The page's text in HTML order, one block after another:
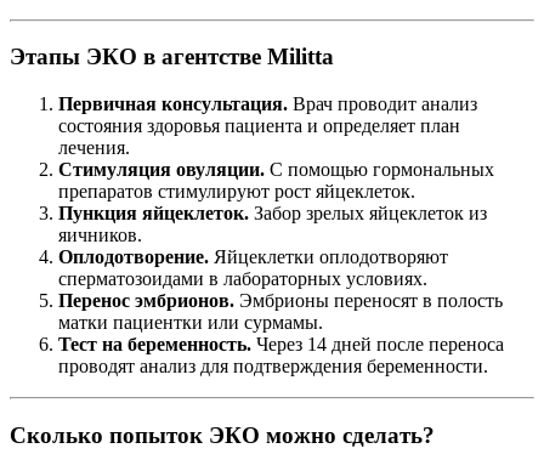
Этапы ЭКО в агентстве Militta
Первичная консультация. Врач проводит анализ
состояния здоровья пациента и определяет план
лечения.
Стимуляция овуляции. С помощью гормональных
препаратов стимулируют рост яйцеклеток.
Пункция яйцеклеток. Забор зрелых яйцеклеток из
яичников.
Оплодотворение. Яйцеклетки оплодотворяют
сперматозоидами в лабораторных условиях.
Перенос эмбрионов. Эмбрионы переносят в полость
матки пациентки или сурмамы.
Тест на беременность. Через 14 дней после переноса
проводят анализ для подтверждения беременности.
Сколько попыток ЭКО можно сделать?